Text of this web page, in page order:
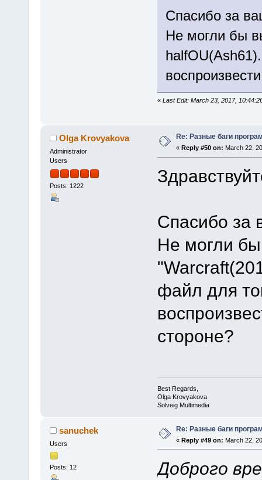
Спасибо за
Не могли бы
« Last Edit: March 23, 2017,
Olga Krovyakova
Administrator
Users
Posts: 1222
Re: Разные баги
« Reply #50 on: March 22,
Спасибо за
Не могли бы
файл для
стороне?
Best Regards,
Olga Krovyakova
Solveig Multimedia
sanuchek
Users
Posts: 12
Re: Разные баги
« Reply #49 on: March 22,
Доброго